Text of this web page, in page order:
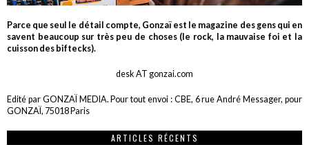
Parce que seul le détail compte, Gonzaï est le magazine des gens qui en
savent beaucoup sur très peu de choses (le rock, la mauvaise foi et la
cuisson des biftecks).
desk AT gonzai.com
Edité par GONZAÏ MEDIA. Pour tout envoi : CBE, 6 rue André Messager, pour
GONZAÏ, 75018 Paris
ARTICLES RÉCENTS